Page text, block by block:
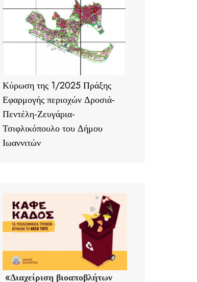
Κύρωση της 1/2025 Πράξης
Εφαρμογής περιοχών Δροσιά-
Πεντέλη-Ζευγάρια-
Τσιφλικόπουλο του Δήμου
Ιωαννιτών
«Διαχείριση βιοαποβλήτων